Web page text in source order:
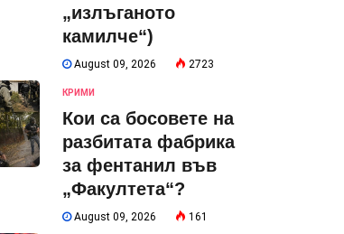
„излъганото
камилче“)
August 09, 2026 2723
КРИМИ
Кои са босовете на
разбитата фабрика
за фентанил във
„Факултета“?
August 09, 2026 161